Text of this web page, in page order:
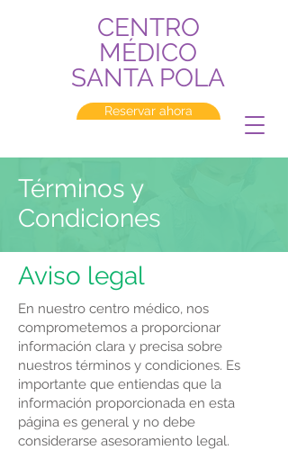
CENTRO
MÉDICO
SANTA POLA
Reservar ahora
Términos y
Condiciones
Aviso legal
En nuestro centro médico, nos
comprometemos a proporcionar
información clara y precisa sobre
nuestros términos y condiciones. Es
importante que entiendas que la
información proporcionada en esta
página es general y no debe
considerarse asesoramiento legal.